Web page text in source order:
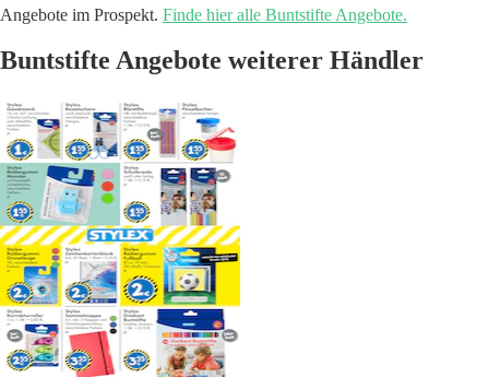
Angebote im Prospekt. Finde hier alle Buntstifte Angebote.
Buntstifte Angebote weiterer Händler